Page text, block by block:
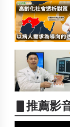
▋推薦影